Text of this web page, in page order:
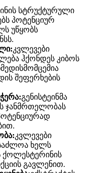
სტრუქტურული
პოტენციურ
უწყობს
კვლევები
ჰქონდეს კიბოს
შეფერხების
გენისტეინმა
ჯანმრთელობას
კვლევები
ხელს
ქოლესტერინის
გავლენით.